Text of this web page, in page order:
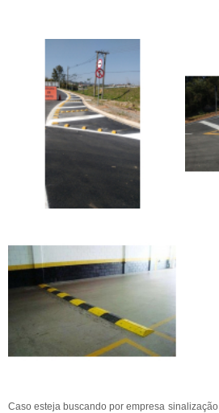
Caso esteja buscando por empresa